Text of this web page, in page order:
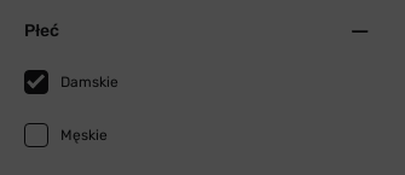
Płeć
Damskie
Męskie